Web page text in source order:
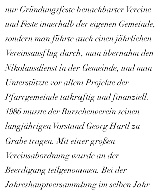
nur Gründungsfeste benachbarter Vereine
und Feste innerhalb der eigenen Gemeinde,
sondern man führte auch einen jährlichen
Vereinsausflug durch, man übernahm den
Nikolausdienst in der Gemeinde, und man
Unterstützte vor allem Projekte der
Pfarrgemeinde tatkräftig und finanziell.
1986 musste der Burschenverein seinen
langjährigen Vorstand Georg Hartl zu
Grabe tragen. Mit einer großen
Vereinsabordnung wurde an der
Beerdigung teilgenommen. Bei der
Jahreshauptversammlung im selben Jahr